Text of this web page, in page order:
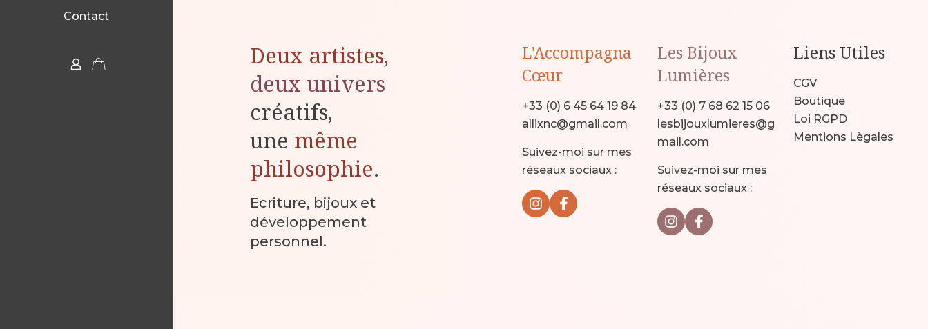
Contact
Deux artistes,
deux univers
créatifs,
une même
philosophie.
Ecriture, bijoux et
développement
personnel.
L'Accompagna
Cœur
+33 (0) 6 45 64 19 84
allixnc@gmail.com
Suivez-moi sur mes
réseaux sociaux :
Les Bijoux
Lumières
+33 (0) 7 68 62 15 06
lesbijouxlumieres@g
mail.com
Suivez-moi sur mes
réseaux sociaux :
Liens Utiles
CGV
Boutique
Loi RGPD
Mentions Lègales